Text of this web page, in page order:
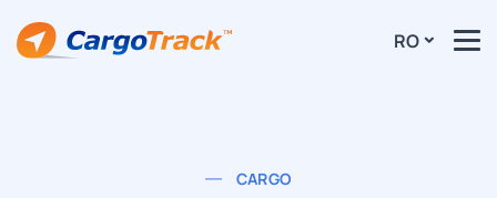
RO
CARGO